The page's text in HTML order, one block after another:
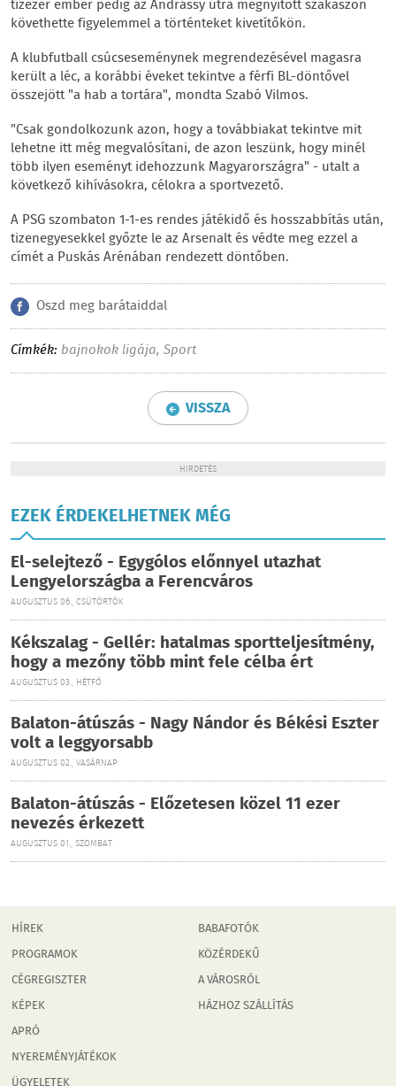
tízezer ember pedig az Andrássy útra megnyitott szakaszon
követhette figyelemmel a történteket kivetítőkön.
A klubfutball csúcseseménynek megrendezésével magasra
került a léc, a korábbi éveket tekintve a férfi BL-döntővel
összejött "a hab a tortára", mondta Szabó Vilmos.
"Csak gondolkozunk azon, hogy a továbbiakat tekintve mit
lehetne itt még megvalósítani, de azon leszünk, hogy minél
több ilyen eseményt idehozzunk Magyarországra" - utalt a
következő kihívásokra, célokra a sportvezető.
A PSG szombaton 1-1-es rendes játékidő és hosszabbítás után,
tizenegyesekkel győzte le az Arsenalt és védte meg ezzel a
címét a Puskás Arénában rendezett döntőben.
Oszd meg barátaiddal
Címkék: bajnokok ligája, Sport
VISSZA
HIRDETÉS
EZEK ÉRDEKELHETNEK MÉG
El-selejtező - Egygólos előnnyel utazhat
Lengyelországba a Ferencváros
AUGUSZTUS 06., CSÜTÖRTÖK
Kékszalag - Gellér: hatalmas sportteljesítmény,
hogy a mezőny több mint fele célba ért
AUGUSZTUS 03., HÉTFŐ
Balaton-átúszás - Nagy Nándor és Békési Eszter
volt a leggyorsabb
AUGUSZTUS 02., VASÁRNAP
Balaton-átúszás - Előzetesen közel 11 ezer
nevezés érkezett
AUGUSZTUS 01., SZOMBAT
HÍREK
PROGRAMOK
CÉGREGISZTER
KÉPEK
APRÓ
NYEREMÉNYJÁTÉKOK
BABAFOTÓK
KÖZÉRDEKŰ
A VÁROSRÓL
HÁZHOZ SZÁLLÍTÁS